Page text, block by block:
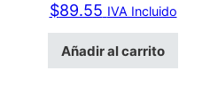
$89.55 IVA Incluido
Añadir al carrito